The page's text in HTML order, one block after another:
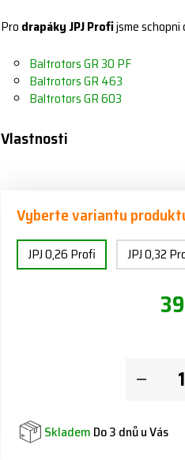
Pro drapáky JPJ Profijsme
Baltrotors GR 30 PF
Baltrotors GR 463
Baltrotors GR 603
Vlastnosti
Vyberte variantu
JPJ 0,26 Profi JPJ 0,32
Skladem Do 3 dnů u Vás